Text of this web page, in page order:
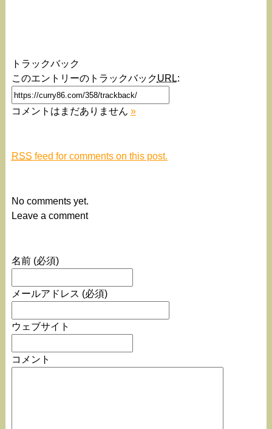
トラックバック
このエントリーのトラックバックURL:
コメントはまだありません »
RSS feed for comments on this post.
No comments yet.
Leave a comment
名前 (必須)
メールアドレス (必須)
ウェブサイト
コメント